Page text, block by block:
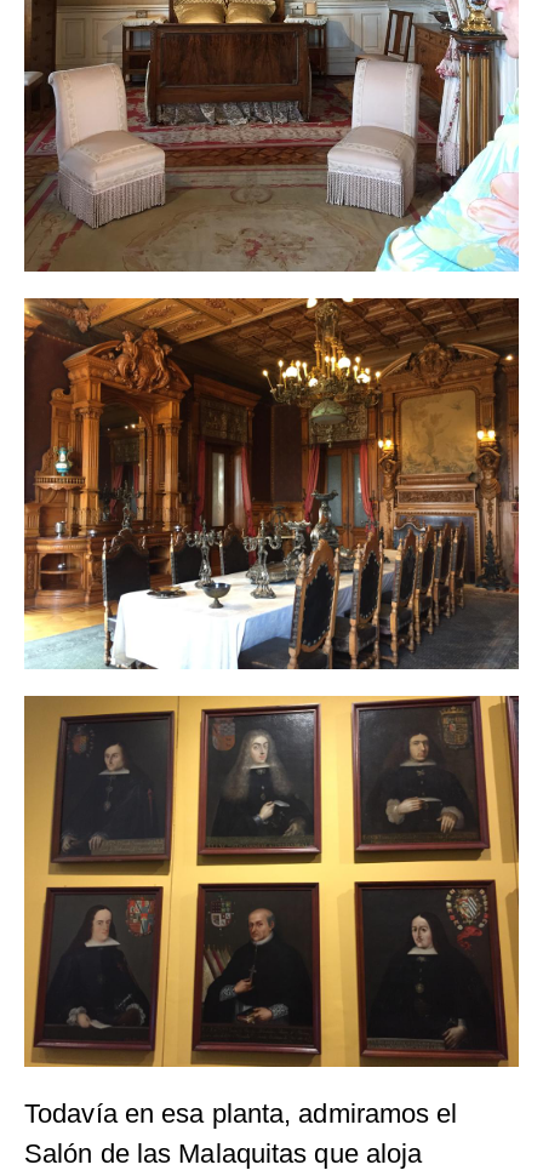
Todavía en esa planta, admiramos el
Salón de las Malaquitas que aloja